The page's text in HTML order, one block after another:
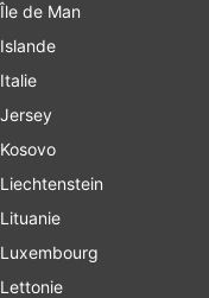
Île de Man
Islande
Italie
Jersey
Kosovo
Liechtenstein
Lituanie
Luxembourg
Lettonie